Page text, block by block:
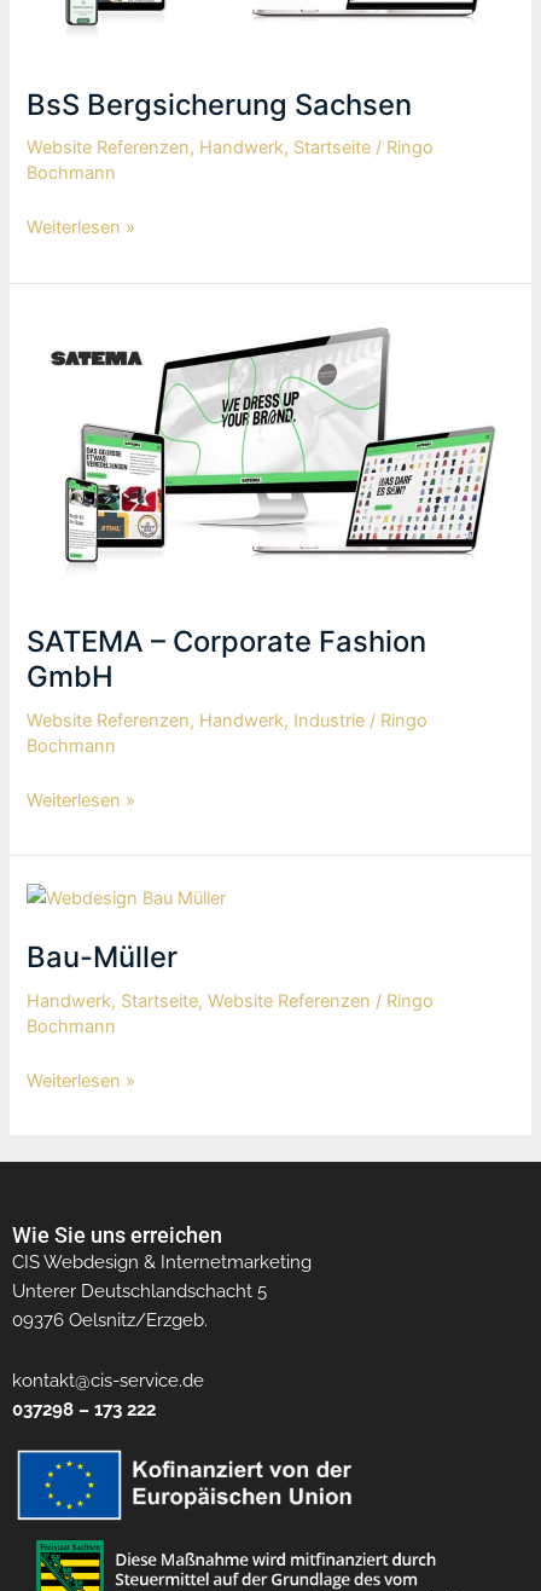
BsS Bergsicherung Sachsen
Website Referenzen, Handwerk, Startseite / Ringo
Bochmann
Weiterlesen »
SATEMA – Corporate Fashion
GmbH
Website Referenzen, Handwerk, Industrie / Ringo
Bochmann
Weiterlesen »
Bau-Müller
Handwerk, Startseite,Website Referenzen / Ringo
Bochmann
Bau-
Weiterlesen »
Wie Sie uns erreichen
CIS Webdesign & Internetmarketing
Unterer Deutschlandschacht 5
09376 Oelsnitz/Erzgeb.
kontakt@cis-service.de
037298 – 173 222